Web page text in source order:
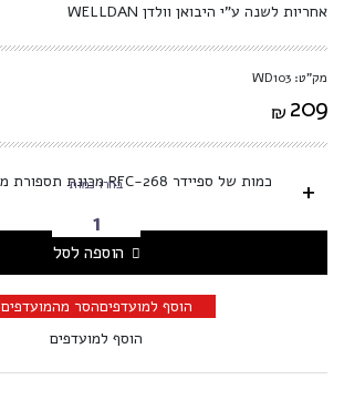
אחריות לשנה ע"י היבואן וולדן WELLDAN
מק"ט: WD103
₪ 209
+ כמות של ספיידר RFC-268 מכונת תספורת מקצועית וולדן בחרו כמות
הוספה לסל
הוסף למועדפיםהסר מהמועדפים
הוסף למועדפים